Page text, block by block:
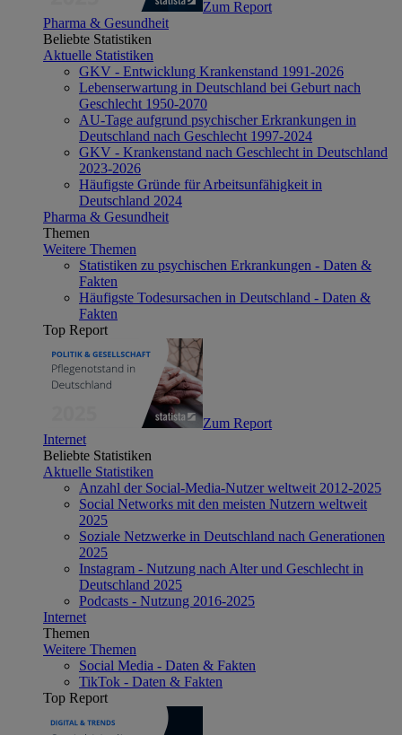
Zum Report
Pharma & Gesundheit
Beliebte Statistiken
Aktuelle Statistiken
GKV - Entwicklung Krankenstand 1991-2026
Lebenserwartung in Deutschland bei Geburt nach
Geschlecht 1950-2070
AU-Tage aufgrund psychischer Erkrankungen in
Deutschland nach Geschlecht 1997-2024
GKV - Krankenstand nach Geschlecht in Deutschland
2023-2026
Häufigste Gründe für Arbeitsunfähigkeit in
Deutschland 2024
Pharma & Gesundheit
Themen
Weitere Themen
Statistiken zu psychischen Erkrankungen - Daten &
Fakten
Häufigste Todesursachen in Deutschland - Daten &
Fakten
Top Report
Zum Report
Internet
Beliebte Statistiken
Aktuelle Statistiken
Anzahl der Social-Media-Nutzer weltweit 2012-2025
Social Networks mit den meisten Nutzern weltweit
2025
Soziale Netzwerke in Deutschland nach Generationen
2025
Instagram - Nutzung nach Alter und Geschlecht in
Deutschland 2025
Podcasts - Nutzung 2016-2025
Internet
Themen
Weitere Themen
Social Media - Daten & Fakten
TikTok - Daten & Fakten
Top Report